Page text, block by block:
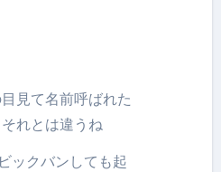
見て名前呼ばれた
れとは違うね
ックバンしても起